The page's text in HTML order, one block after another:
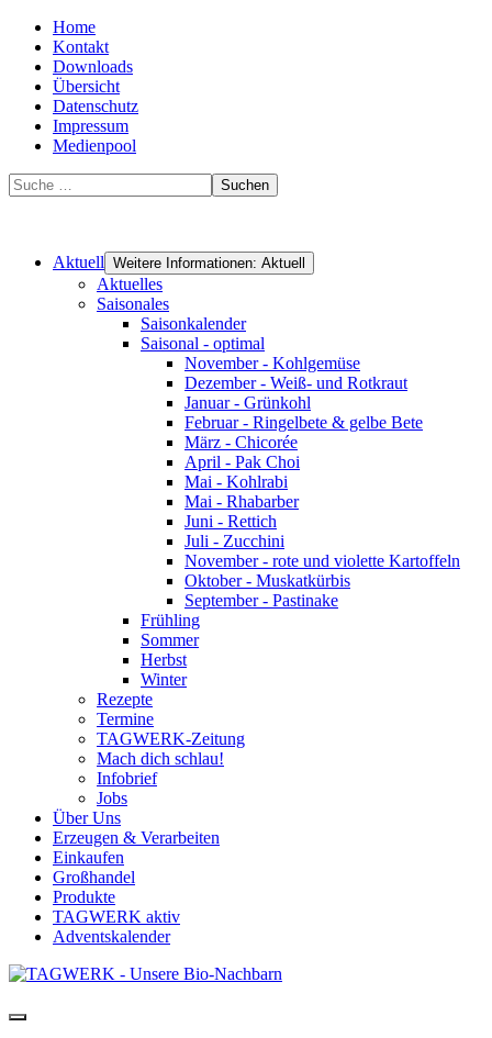
Home
Kontakt
Downloads
Übersicht
Datenschutz
Impressum
Medienpool
Suchen
Aktuell Weitere Informationen: Aktuell
Aktuelles
Saisonales
Saisonkalender
Saisonal - optimal
November - Kohlgemüse
Dezember - Weiß- und Rotkraut
Januar - Grünkohl
Februar - Ringelbete & gelbe Bete
März - Chicorée
April - Pak Choi
Mai - Kohlrabi
Mai - Rhabarber
Juni - Rettich
Juli - Zucchini
November - rote und violette Kartoffeln
Oktober - Muskatkürbis
September - Pastinake
Frühling
Sommer
Herbst
Winter
Rezepte
Termine
TAGWERK-Zeitung
Mach dich schlau!
Infobrief
Jobs
Über Uns
Erzeugen & Verarbeiten
Einkaufen
Großhandel
Produkte
TAGWERK aktiv
Adventskalender